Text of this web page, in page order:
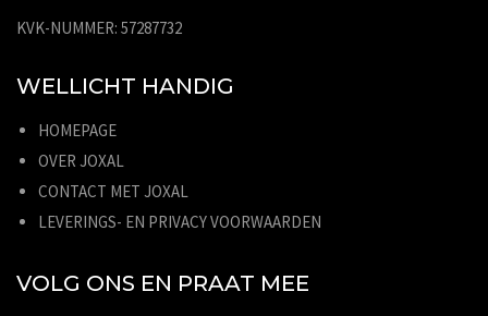
KVK-NUMMER: 57287732
WELLICHT HANDIG
HOMEPAGE
OVER JOXAL
CONTACT MET JOXAL
LEVERINGS- EN PRIVACY VOORWAARDEN
VOLG ONS EN PRAAT MEE